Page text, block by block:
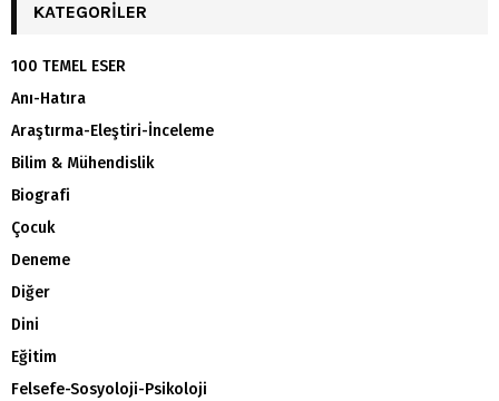
KATEGORILER
100 TEMEL ESER
Anı-Hatıra
Araştırma-Eleştiri-İnceleme
Bilim & Mühendislik
Biografi
Çocuk
Deneme
Diğer
Dini
Eğitim
Felsefe-Sosyoloji-Psikoloji